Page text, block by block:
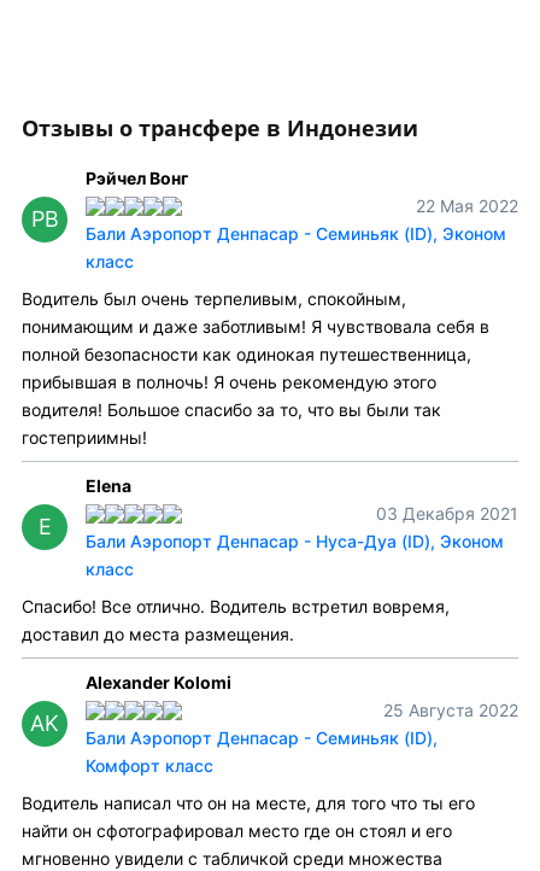
Отзывы о трансфере в Индонезии
РВ
Рэйчел Вонг
22 Мая 2022
Бали Аэропорт Денпасар - Семиньяк (ID), Эконом
класс
Водитель был очень терпеливым, спокойным,
понимающим и даже заботливым! Я чувствовала себя в
полной безопасности как одинокая путешественница,
прибывшая в полночь! Я очень рекомендую этого
водителя! Большое спасибо за то, что вы были так
гостеприимны!
E
Elena
03 Декабря 2021
Бали Аэропорт Денпасар - Нуса-Дуа (ID), Эконом
класс
Спасибо! Все отлично. Водитель встретил вовремя,
доставил до места размещения.
AK
Alexander Kolomi
25 Августа 2022
Бали Аэропорт Денпасар - Семиньяк (ID),
Комфорт класс
Водитель написал что он на месте, для того что ты его
найти он сфотографировал место где он стоял и его
мгновенно увидели с табличкой среди множества